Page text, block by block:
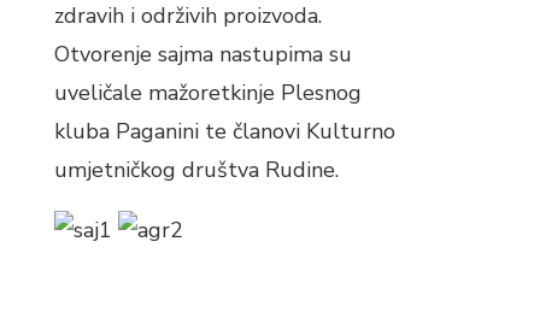
zdravih i održivih proizvoda.
Otvorenje sajma nastupima su
uveličale mažoretkinje Plesnog
kluba Paganini te članovi Kulturno
umjetničkog društva Rudine.